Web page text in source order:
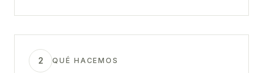
2 QUÉ HACEMOS